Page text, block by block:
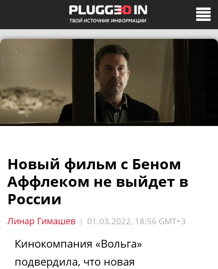
Новый фильм с Беном
Аффлеком не выйдет в
России
Линар Гимашев | 01.03.2022, 18:56 GMT+3
Кинокомпания «Вольга»
подвердила, что новая